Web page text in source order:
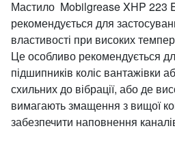
Мастило Mobilgrease XHP 223
рекомендується для
властивості при високих
Це особливо рекомендується
підшипників коліс вантажівки
схильних до вібрації, або де
вимагають змащення з вищої
забезпечити наповнення